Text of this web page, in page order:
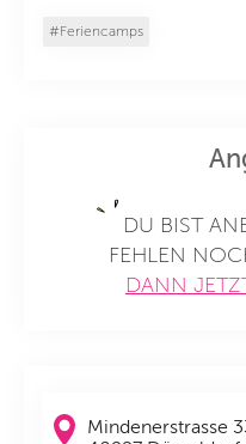
#Feriencamps
DU BIST
FEHLEN
DANN
Mindenerstrasse